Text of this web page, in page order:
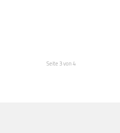
Seite 3 von 4